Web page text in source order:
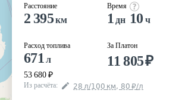
Расстояние
2 395км
Расход топлива
671 л
53 680 ₽
Время
1 дн 10 ч
За Платон
11 805₽
Из расчёта: 28 л/100 км, 80 ₽/л